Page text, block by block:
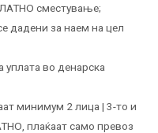
сместување;
дадени за наем на цел
уплата во денарска
минимум 2 лица | 3-то и
плаќаат само превоз